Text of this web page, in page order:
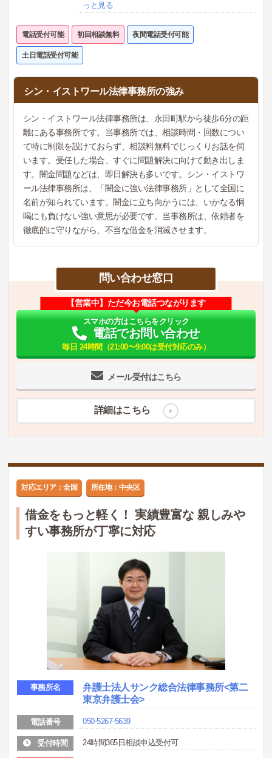
っと見る
電話受付可能 初回相談無料 夜間電話受付可能
土日電話受付可能
シン・イストワール法律事務所の強み
シン・イストワール法律事務所は、永田町駅から徒歩6分の距
離にある事務所です。当事務所では、相談時間・回数につい
て特に制限を設けておらず、相談料無料でじっくりお話を伺
います。受任した場合、すぐに問題解決に向けて動き出しま
す。闇金問題などは、即日解決も多いです。シン・イストワ
ール法律事務所は、「闇金に強い法律事務所」として全国に
名前が知られています。闇金に立ち向かうには、いかなる恫
喝にも負けない強い意思が必要です。当事務所は、依頼者を
徹底的に守りながら、不当な借金を消滅させます。
問い合わせ窓口
メール受付はこちら
【営業中】ただ今お電話つながります
スマホの方はこちらをクリック
電話でお問い合わせ
毎日 24時間（21:00〜9:00は受付対応のみ）
詳細はこちら
対応エリア：全国 所在地：中央区
借金をもっと軽く！ 実績豊富な 親しみや
すい事務所が丁寧に対応
事務所名
弁護士法人サンク総合法律事務所<第二
東京弁護士会>
電話番号 050-5267-5639
受付時間 24時間365日相談申込受付可